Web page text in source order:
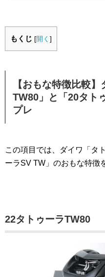
もくじ [開く ]
【おもな特徴比較
TW80」と「20タト
プレ
この項目では、ダイワ「タ
ーラSV TW」のおもな特徴
22タトゥーラTW80